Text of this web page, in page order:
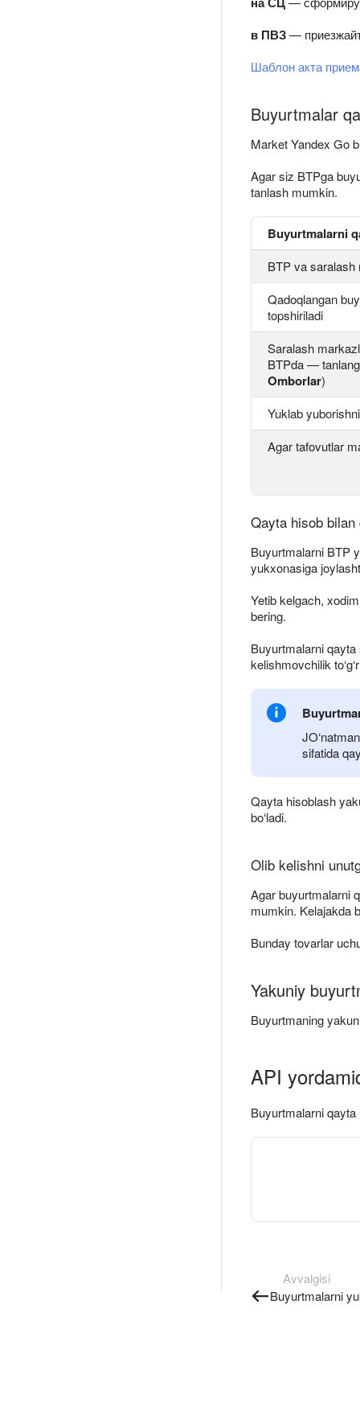
в ПВЗ—
Шаблон акта
Buyurtmalar
Market Yandex Go
Agar siz BTPga
tanlash mumkin.
Buyurtmalarni
BTP va
Qadoqlangan
topshiriladi
Saralash
BTPda —
Omborlar)
Yuklab
Agar tafovutlar
Qayta hisob
Buyurtmalarni BTP
yukxonasiga
Yetib kelgach,
bering.
Buyurtmalarni
kelishmovchilik
sifatida
Qayta hisoblash
bo‘ladi.
Olib kelishni
Agar buyurtmalarni
mumkin. Kelajakda
Bunday tovarlar
Yakuniy
Buyurtmaning
API
Buyurtmalarni
Avvalgisi
Buyurtmalarni